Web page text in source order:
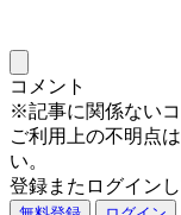
コメント
※記事に関係ないコ
ご利用上の不明点は
い。
登録またログイン